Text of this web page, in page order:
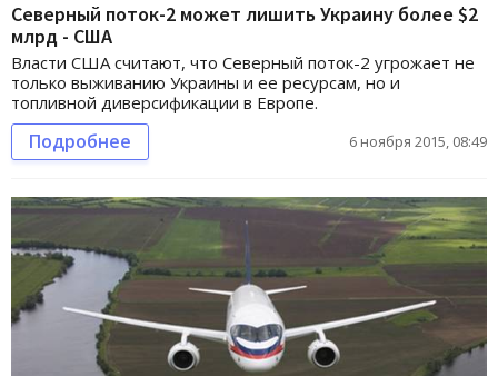
Северный поток-2 может лишить Украину более $2
млрд - США
Власти США считают, что Северный поток-2 угрожает не
только выживанию Украины и ее ресурсам, но и
топливной диверсификации в Европе.
Подробнее 6 ноября 2015, 08:49